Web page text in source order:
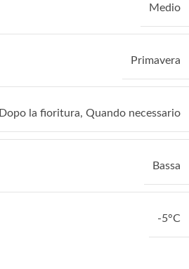
Medio
Primavera
Dopo la fioritura, Quando necessario
Bassa
-5°C